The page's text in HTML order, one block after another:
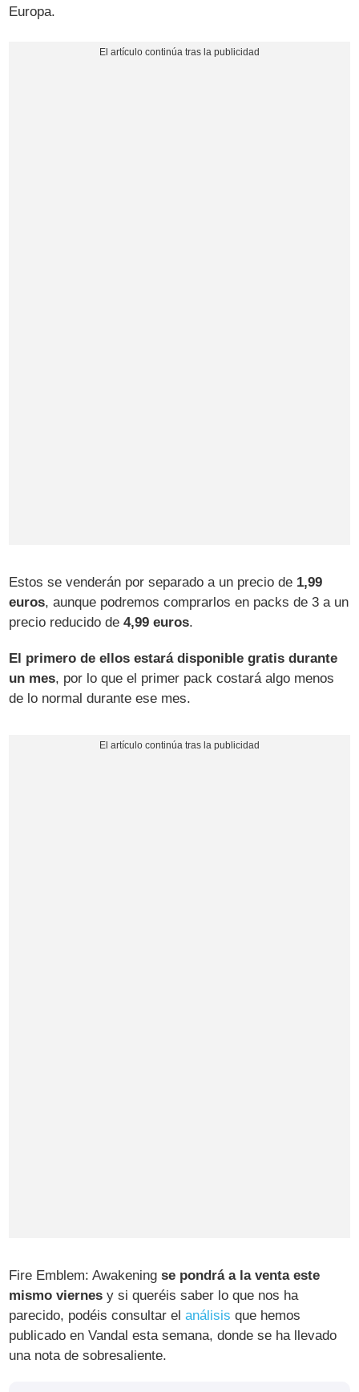
Europa.
Estos se venderán por separado a un precio de 1,99
euros, aunque podremos comprarlos en packs de 3 a un
precio reducido de4,99 euros.
El primero de ellos estará disponible gratis durante
un mes, por lo que el primer pack costará algo menos
de lo normal durante ese mes.
Fire Emblem: Awakeningse pondrá a la venta este
mismo viernes y si queréis saber lo que nos ha
parecido, podéis consultar elanálisis que hemos
publicado en Vandal esta semana, donde se ha llevado
una nota de sobresaliente.